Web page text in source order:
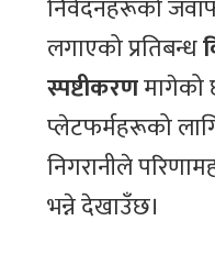
निवेदनहरूको
लगाएको प्रतिबन्ध
स्पष्टीकरणमागेको
प्लेटफर्महरूको
निगरानीले
भन्ने देखाउँछ।